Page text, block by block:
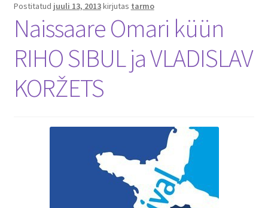
Postitatud juuli 13, 2013kirjutas tarmo
Naissaare Omari küün
RIHO SIBUL ja VLADISLAV
KORŽETS